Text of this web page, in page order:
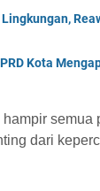
Kota
semua
dari